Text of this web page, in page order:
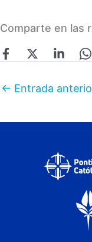
Comparte en las
← Entrada